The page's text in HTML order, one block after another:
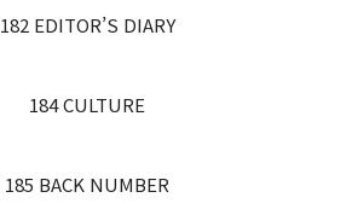
182 EDITOR’S DIARY
184 CULTURE
185 BACK NUMBER